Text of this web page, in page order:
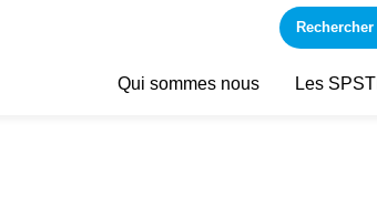
Rechercher
Qui sommes nous Les SPSTI